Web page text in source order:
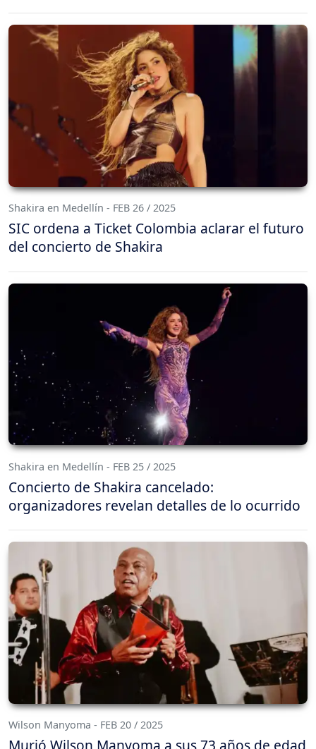
Shakira en Medellín - FEB 26 / 2025
SIC ordena a Ticket Colombia aclarar el futuro
del concierto de Shakira
Shakira en Medellín - FEB 25 / 2025
Concierto de Shakira cancelado:
organizadores revelan detalles de lo ocurrido
Wilson Manyoma - FEB 20 / 2025
Murió Wilson Manyoma a sus 73 años de edad